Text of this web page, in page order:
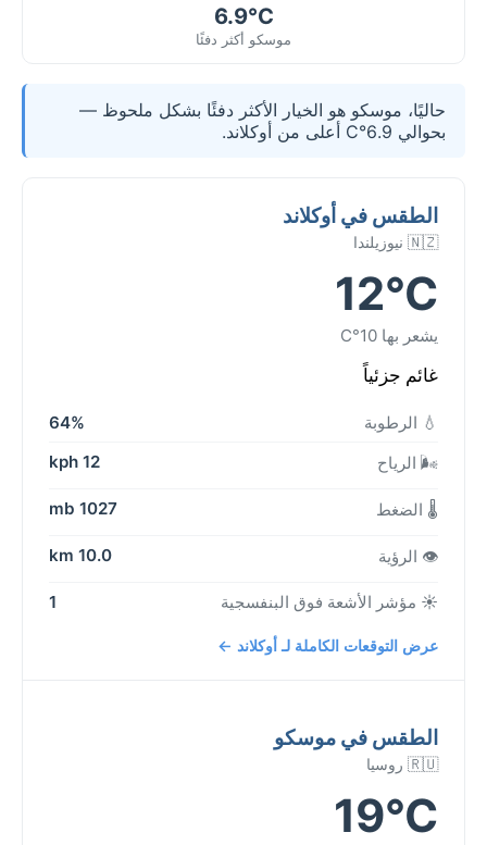
6.9°C
موسكو أكثر دفئًا
حاليًا، موسكو هو الخيار الأكثر دفئًا بشكل ملحوظ —
بحوالي 6.9°C أعلى من أوكلاند.
الطقس في أوكلاند
🇳🇿 نيوزيلندا
12°C
يشعر بها 10°C
غائم جزئياً
💧 الرطوبة
64%
🌬️ الرياح
12 kph
🌡️ الضغط 1027 mb
👁️ الرؤية 10.0 km
☀️ مؤشر الأشعة فوق البنفسجية 1
عرض التوقعات الكاملة لـ أوكلاند ←
الطقس في موسكو
🇷🇺 روسيا
19°C